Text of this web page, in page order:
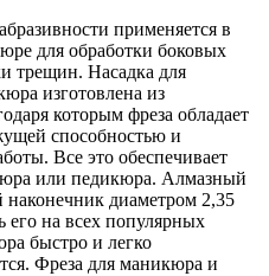
применяется в
для обработки боковых
трещин. Насадка для
изготовлена из
которым фреза обладает
способностью и
Все это обеспечивает
или педикюра. Алмазный
диаметром 2,35
его на всех популярных
быстро и легко
Фреза для маникюра и